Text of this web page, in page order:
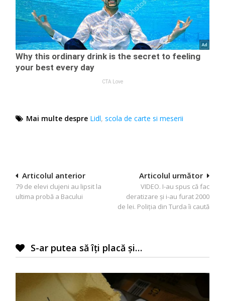
Mai multe despre Lidl,scola de carte si meserii
Navigare
în
Articolul următor
VIDEO. I-au spus că fac
deratizare și i-au furat 2000
de lei. Poliția din Turda îi caută
Articolul anterior
79 de elevi clujeni au lipsit la
ultima probă a Bacului
S-ar putea să îți placă și…